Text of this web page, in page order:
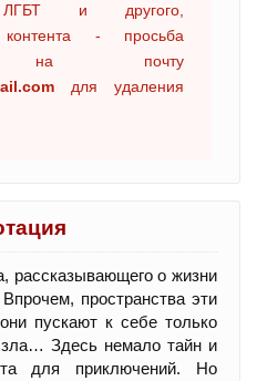
ЛГБТ и другого,
контента - просьба
на почту
для удаления
рассказывающего о жизни
пространства эти
пускают к себе только
Здесь немало тайн и
для приключений. Но